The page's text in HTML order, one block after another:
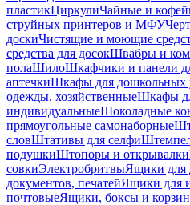
пластикЦиркулиЧайные и
струйных принтеров и МФУ
доскиЧистящие и моющие
средства для досокШвабры и
полаШилоШкафчики и панели
аптечкиШкафы для дошкольных
одежды, хозяйственныеШкафы
индивидуальныеШоколадные
прямоугольные самонаборные
словШтативы для селфи
подушкиШтопоры и открывалки
совкиЭлектробритвыЯщики для
документов, печатейЯщики для
почтовыеЯщики, боксы и